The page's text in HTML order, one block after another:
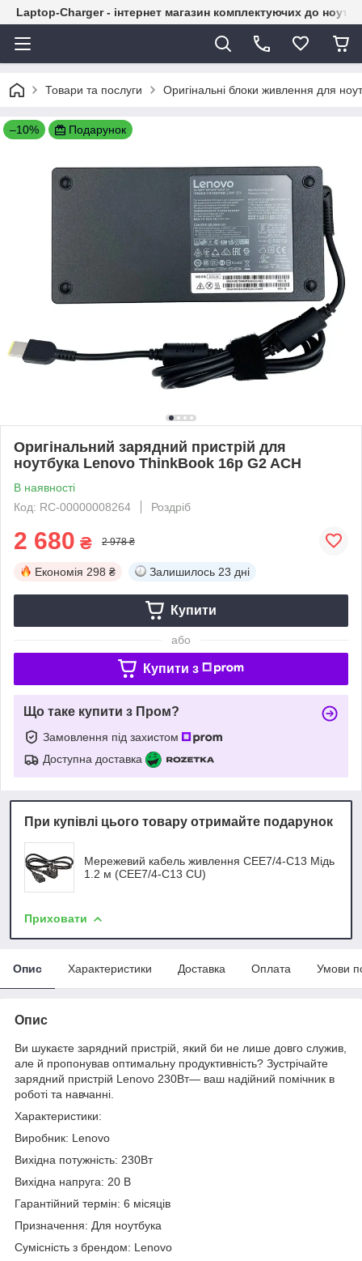
Laptop-Charger - інтернет магазин комплектуючих до
Товари та послуги Оригінальні блоки живлення для
–10% Подарунок
Оригінальний зарядний пристрій для
ноутбука Lenovo ThinkBook 16p G2 ACH
В наявності
Код: RC-00000008264
Роздріб
2 680 ₴ 2 978 ₴
Економія 298 ₴ Залишилось 23 дні
Купити
або
Купити з
Що таке купити з Пром?
Замовлення під захистом
Доступна доставка
При купівлі цього товару отримайте подарунок
Мережевий кабель живлення CEE7/4-C13 Мідь
1.2 м (CEE7/4-C13 CU)
Приховати
Опис Характеристики Доставка Оплата Умови
Опис
Ви шукаєте зарядний пристрій, який би не лише довго служив,
але й пропонував оптимальну продуктивність? Зустрічайте
зарядний пристрій Lenovo 230Вт— ваш надійний помічник в
роботі та навчанні.
Характеристики:
Виробник: Lenovo
Вихідна потужність: 230Вт
Вихідна напруга: 20 В
Гарантійний термін: 6 місяців
Призначення: Для ноутбука
Сумісність з брендом: Lenovo